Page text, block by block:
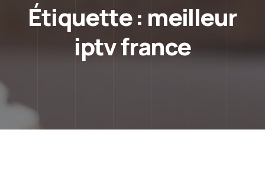
Étiquette : meilleur
iptv france​